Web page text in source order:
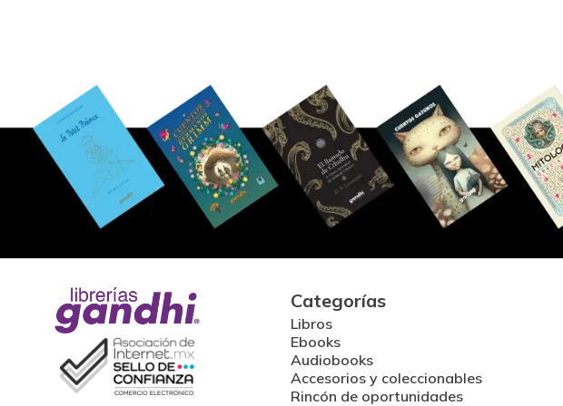
Categorías
Libros
Ebooks
Audiobooks
Accesorios y coleccionables
Rincón de oportunidades